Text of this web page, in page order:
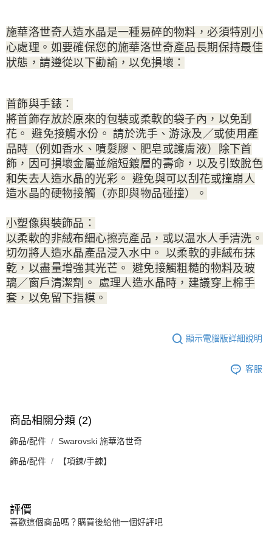
施華洛世奇人造水晶是一種易碎的物料，必須特別小
心處理。如要確保您的施華洛世奇產品長期保持最佳
狀態，請遵從以下勸諭，以免損壞：
首飾與手錶：
將首飾存放於原來的包裝或柔軟的袋子內，以免刮
花。 避免接觸水份。 請於洗手、游泳及／或使用產
品時（例如香水、噴髮膠、肥皂或護膚液）除下首
飾，因可損壞金屬並縮短鍍層的壽命，以及引致脫色
和失去人造水晶的光彩。 避免與可以刮花或撞崩人
造水晶的硬物接觸（亦即與物品碰撞）。
小塑像與裝飾品：
以柔軟的非絨布細心擦亮產品，或以温水人手清洗。
切勿將人造水晶產品浸入水中。 以柔軟的非絨布抹
乾，以盡量增強其光芒。 避免接觸粗糙的物料及玻
璃／窗戶清潔劑。 處理人造水晶時，建議穿上棉手
套，以免留下指模。
顯示電腦版詳細說明
客服
商品相關分類 (2)
飾品/配件 Swarovski 施華洛世奇
飾品/配件 【項鍊/手鍊】
評價
喜歡這個商品嗎？購買後給他一個好評吧